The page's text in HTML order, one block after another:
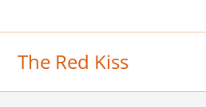
al
The Red Kiss